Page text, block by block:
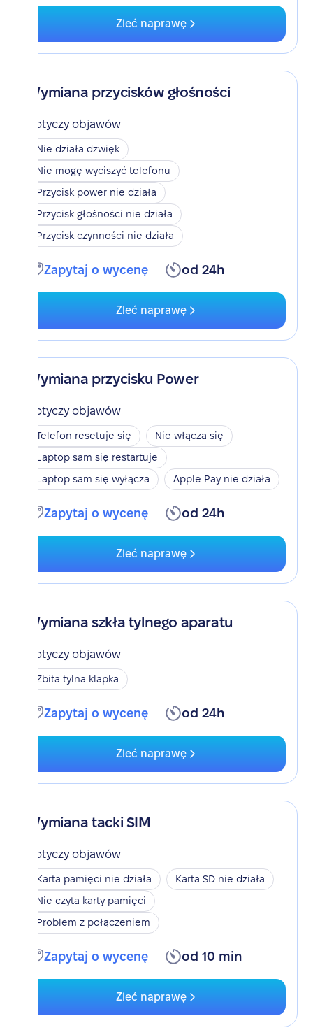
Zleć naprawę
Wymiana przycisków głośności
Dotyczy objawów
Nie działa dzwięk
Nie mogę wyciszyć telefonu
Przycisk power nie działa
Przycisk głośności nie działa
Przycisk czynności nie działa
Zapytaj o wycenę od 24h
Zleć naprawę
Wymiana przycisku Power
Dotyczy objawów
Telefon resetuje się
Nie włącza się
Laptop sam się restartuje
Laptop sam się wyłącza
Apple Pay nie działa
Zapytaj o wycenę od 24h
Zleć naprawę
Wymiana szkła tylnego aparatu
Dotyczy objawów
Zbita tylna klapka
Zapytaj o wycenę od 24h
Zleć naprawę
Wymiana tacki SIM
Dotyczy objawów
Karta pamięci nie działa
Karta SD nie działa
Nie czyta karty pamięci
Problem z połączeniem
Zapytaj o wycenę od 10 min
Zleć naprawę